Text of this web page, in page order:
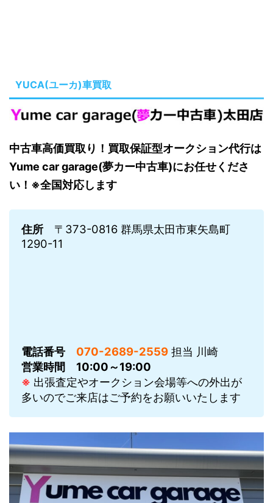
YUCA(ユーカ)車買取
中古車高価買取り！買取保証型オークション代行は
Yume car garage(夢カー中古車)にお任せくださ
い！※全国対応します
住所 〒373-0816 群馬県太田市東矢島町
1290-11
電話番号 070-2689-2559 担当 川崎
営業時間
10:00～19:00
※ 出張査定やオークション会場等への外出が
多いのでご来店はご予約をお願いいたします